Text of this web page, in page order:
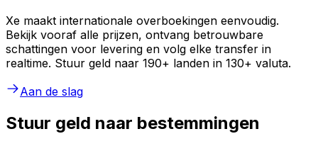
Xe maakt internationale overboekingen eenvoudig.
Bekijk vooraf alle prijzen, ontvang betrouwbare
schattingen voor levering en volg elke transfer in
realtime. Stuur geld naar 190+ landen in 130+ valuta.
Aan de slag
Stuur geld naar bestemmingen